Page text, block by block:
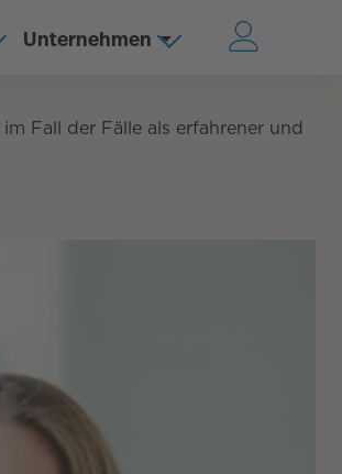
Unternehmen
Fall der Fälle als erfahrener und